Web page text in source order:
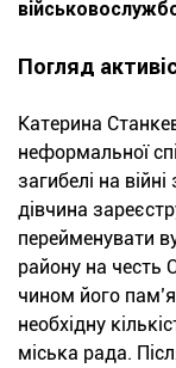
Погляд
Катерина
неформальної
загибелі на війні
дівчина
перейменувати
району на честь
чином його
необхідну
міська рада.